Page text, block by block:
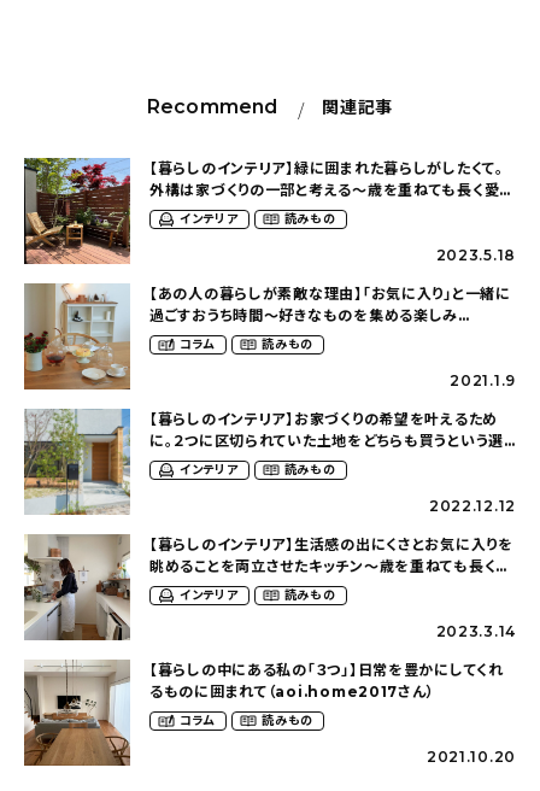
Recommend 関連記事
【暮らしのインテリア】緑に囲まれた暮らしがしたくて。
外構は家づくりの一部と考える〜歳を重ねても長く愛せ
るシンプルな家（aoi.home2017さん）
インテリア 読みもの
2023.5.18
【あの人の暮らしが素敵な理由】「お気に入り」と一緒に
過ごすおうち時間〜好きなものを集める楽しみ
（aoi.home2017さん）
コラム 読みもの
2021.1.9
【暮らしのインテリア】お家づくりの希望を叶えるため
に。２つに区切られていた土地をどちらも買うという選
択〜歳を重ねても長く愛せるシンプルな家
（aoi.home2017さん）
インテリア 読みもの
2022.12.12
【暮らしのインテリア】生活感の出にくさとお気に入りを
眺めることを両立させたキッチン〜歳を重ねても長く愛
せるシンプルな家（aoi.home2017さん）
インテリア 読みもの
2023.3.14
【暮らしの中にある私の「３つ」】日常を豊かにしてくれ
るものに囲まれて（aoi.home2017さん）
コラム 読みもの
2021.10.20